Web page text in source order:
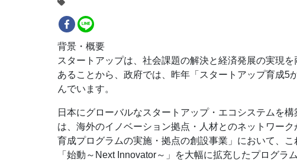
背景・概要
スタートアップは、社会課題の解決と経済発展の実現
あることから、政府では、昨年「スタートアップ育成5
んでいます。
日本にグローバルなスタートアップ・エコシステムを
は、海外のイノベーション拠点・人材とのネットワー
育成プログラムの実施・拠点の創設事業」において、
「始動～Next Innovator～」を大幅に拡充したプログ